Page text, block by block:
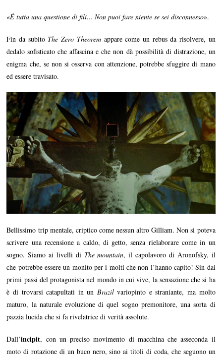
«È tutta una questione di fili… Non puoi fare niente se sei disconnesso».
Fin da subito The Zero Theoremappare come un rebus da risolvere, un
dedalo sofisticato che affascina e che non dà possibilità di distrazione, un
enigma che, se non si osserva con attenzione, potrebbe sfuggire di mano
ed essere travisato.
Bellissimo trip mentale, criptico come nessun altro Gilliam. Non si poteva
scrivere una recensione a caldo, di getto, senza rielaborare come in un
sogno. Siamo ai livelli di The mountain, il capolavoro di Aronofsky, il
che potrebbe essere un monito per i molti che non l’hanno capito! Sin dai
primi passi del protagonista nel mondo in cui vive, la sensazione che si ha
è di trovarsi catapultati in un Brazilvariopinto e straniante, ma molto
maturo, la naturale evoluzione di quel sogno premonitore, una sorta di
pazzia lucida che si fa rivelatrice di verità assolute.
Dall’incipit, con un preciso movimento di macchina che asseconda il
moto di rotazione di un buco nero, sino ai titoli di coda, che seguono un